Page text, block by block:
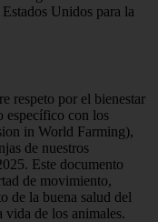
Unidos para la
respeto por el bienestar
específico con los
in World Farming),
de nuestros
Este documento
de movimiento,
de la buena salud del
vida de los animales.